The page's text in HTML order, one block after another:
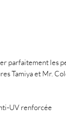
parfaitement les
Tamiya et Mr.
UV renforcée